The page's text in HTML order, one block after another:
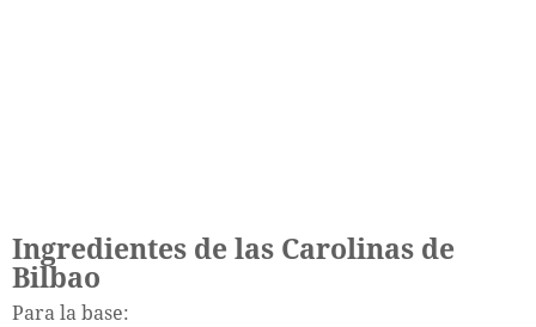
Ingredientes de las Carolinas de
Bilbao
Para la base: